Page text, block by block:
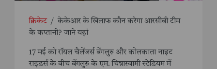
क्रिकेट / केकेआर के खिलाफ कौन करेगा आरसीबी टीम
के कप्तानी? जाने यहां
17 मई को रॉयल चैलेंजर्स बेंगलुरु और कोलकाता नाइट
राइडर्स के बीच बेंगलुरु के एम. चिन्नास्वामी स्टेडियम में